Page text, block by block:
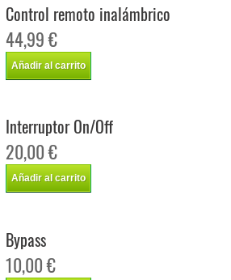
Control remoto inalámbrico
44,99 €
Añadir al carrito
Interruptor On/Off
20,00 €
Añadir al carrito
Bypass
10,00 €